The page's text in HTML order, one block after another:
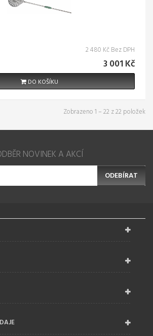
2 480 Kč Bez DPH
3 001 Kč
DO KOŠÍKU
Zobrazeno 1 – 22 z 22 položek
NOVINEK A AKCÍ
ODEBÍRAT